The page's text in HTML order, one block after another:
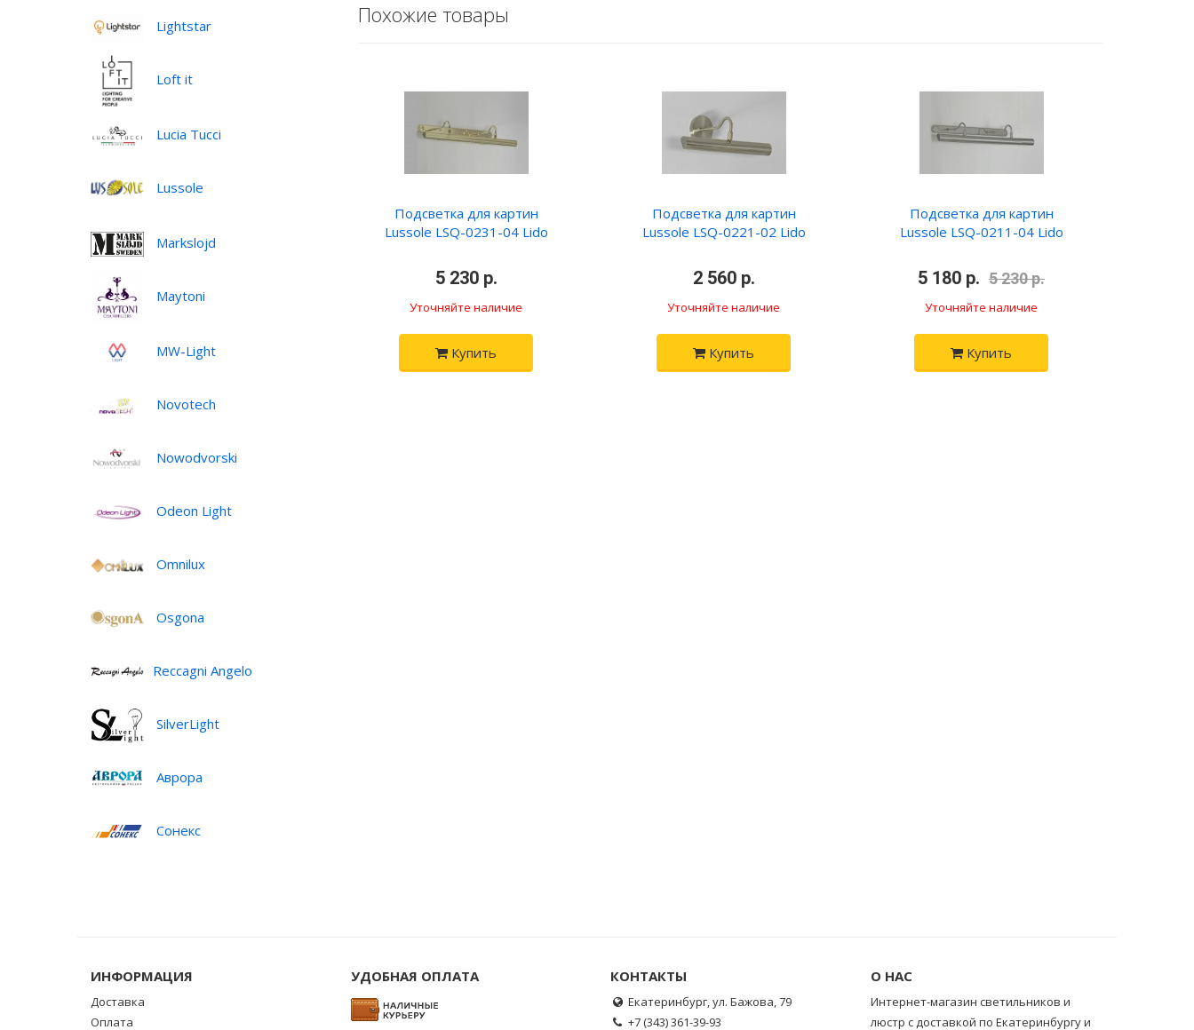
Lightstar
Loft it
Lucia Tucci
Lussole
Markslojd
Maytoni
MW-Light
Novotech
Nowodvorski
Odeon Light
Omnilux
Osgona
Reccagni Angelo
SilverLight
Аврора
Сонекс
Похожие товары
Подсветка для картин
Lussole LSQ-0231-04 Lido
5 230 р.
Уточняйте наличие
Купить
Подсветка для картин
Lussole LSQ-0221-02 Lido
2 560 р.
Уточняйте наличие
Купить
Подсветка для картин
Lussole LSQ-0211-04 Lido
5 180 р. 5 230 р.
Уточняйте наличие
Купить
ИНФОРМАЦИЯ
Доставка
Оплата
УДОБНАЯ ОПЛАТА КОНТАКТЫ
Екатеринбург, ул. Бажова, 79
+7 (343) 361-39-93
О НАС
Интернет-магазин светильников и
люстр с доставкой по Екатеринбургу и